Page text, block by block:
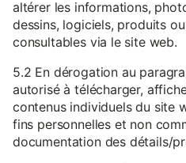
altérer les informations,
dessins, logiciels, produits
consultables via le site web.
5.2 En dérogation au
autorisé à télécharger,
contenus individuels du site
fins personnelles et non
documentation des détails/